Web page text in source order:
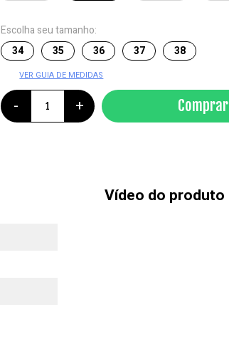
Escolha seu tamanho:
34
35 36 37 38
VER GUIA DE MEDIDAS
- + Comprar
Vídeo do produto